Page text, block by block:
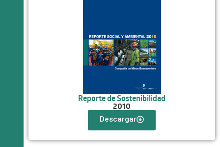
Reporte de Sostenibilidad
2010
Descargar